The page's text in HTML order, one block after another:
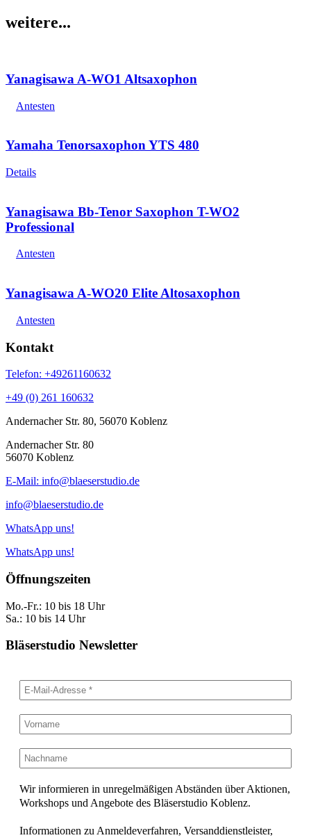
weitere...
Yanagisawa A-WO1 Altsaxophon
Antesten
Yamaha Tenorsaxophon YTS 480
Details
Yanagisawa Bb-Tenor Saxophon T-WO2
Professional
Antesten
Yanagisawa A-WO20 Elite Altosaxophon
Antesten
Kontakt
Telefon: +49261160632
+49 (0) 261 160632
Andernacher Str. 80, 56070 Koblenz
Andernacher Str. 80
56070 Koblenz
E-Mail: info@blaeserstudio.de
info@blaeserstudio.de
WhatsApp uns!
WhatsApp uns!
Öffnungszeiten
Mo.-Fr.: 10 bis 18 Uhr
Sa.: 10 bis 14 Uhr
Bläserstudio Newsletter
Wir informieren in unregelmäßigen Abständen über Aktionen,
Workshops und Angebote des Bläserstudio Koblenz.
Informationen zu Anmeldeverfahren, Versanddienstleister,